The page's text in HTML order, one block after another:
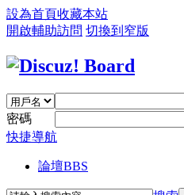
設為首頁收藏本站
開啟輔助訪問 切換到窄版
密碼
快捷導航
論壇BBS